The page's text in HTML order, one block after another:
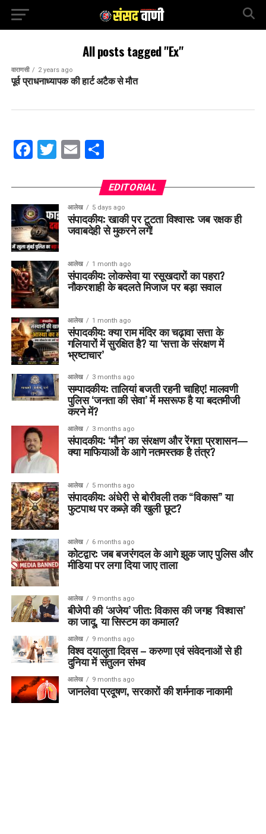
All posts tagged "Ex"
वाराणसी 2 years ago
पूर्व प्राधनाध्यापक की हार्ट अटैक से मौत
Facebook
Twitter
EmailShare
EDITORIAL
आलेख 5 days ago
संपादकीय: खाकी पर टूटता विश्वास: जब रक्षक ही
जवाबदेही से मुकरने लगें!
आलेख 1 month ago
संपादकीय: लोकसेवा या रसूखदारों का पहरा?
नौकरशाही के बदलते मिजाज पर बड़ा सवाल
आलेख 1 month ago
संपादकीय: क्या राम मंदिर का चढ़ावा सत्ता के
गलियारों में सुरक्षित है? या ‘सत्ता के संरक्षण में
भ्रष्टाचार’
आलेख 3 months ago
सम्पादकीय: तालियां बजती रहनी चाहिए! मालवणी
पुलिस ‘जनता की सेवा’ में मसरूफ है या बदतमीजी
करने में?
आलेख 3 months ago
संपादकीय: ‘मौन’ का संरक्षण और रेंगता प्रशासन—
क्या माफियाओं के आगे नतमस्तक है तंत्र?
आलेख 5 months ago
संपादकीय: अंधेरी से बोरीवली तक “विकास” या
फुटपाथ पर कब्ज़े की खुली छूट?
आलेख 6 months ago
कोटद्वार: जब बजरंगदल के आगे झुक जाए पुलिस और
मीडिया पर लगा दिया जाए ताला
आलेख 9 months ago
बीजेपी की ‘अजेय’ जीत: विकास की जगह ‘विश्वास’
का जादू, या सिस्टम का कमाल?
आलेख 9 months ago
विश्व दयालुता दिवस – करुणा एवं संवेदनाओं से ही
दुनिया में संतुलन संभव
आलेख 9 months ago
जानलेवा प्रदूषण, सरकारों की शर्मनाक नाकामी